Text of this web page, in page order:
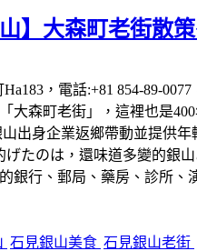
】大森町老街散
，電話:+81 854-89-
大森町老街」，這裡也是
出身企業返鄉帶動並提供
たのは，還味道多變的
銀行、郵局、藥房、診所
石見銀山美食 石見銀山老街